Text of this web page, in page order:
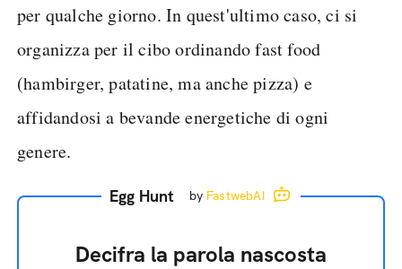
per qualche giorno. In quest'ultimo caso, ci si
organizza per il cibo ordinando fast food
(hambirger, patatine, ma anche pizza) e
affidandosi a bevande energetiche di ogni
genere.
Egg Hunt by FastwebAI
Decifra la parola nascosta